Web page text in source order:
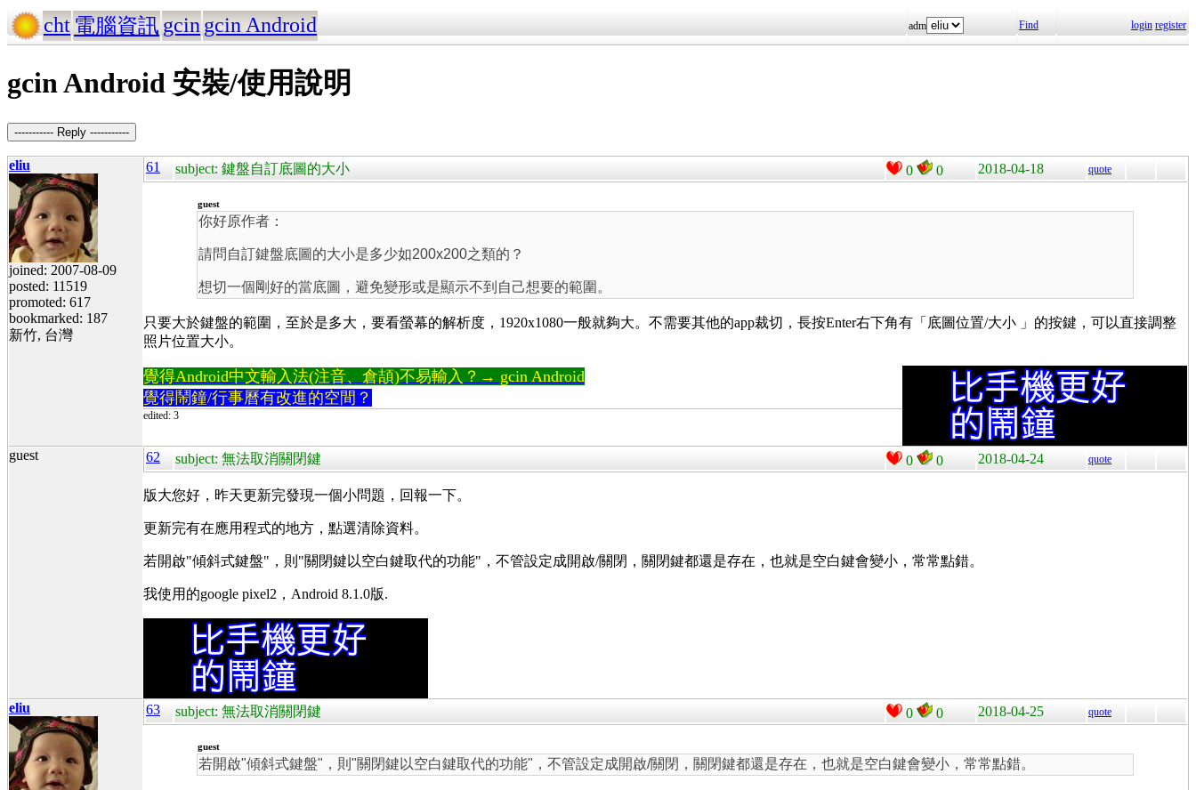
cht 電腦資訊 gcin gcin Android adm Find login register
gcin Android 安裝/使用說明
----------- Reply -----------
eliu
joined: 2007-08-09
posted: 11519
promoted: 617
bookmarked: 187
新竹, 台灣
61 subject: 鍵盤自訂底圖的大小 0 0 2018-04-18 quote
guest
你好原作者：
請問自訂鍵盤底圖的大小是多少如200x200之類的？
想切一個剛好的當底圖，避免變形或是顯示不到自己想要的範圍。
只要大於鍵盤的範圍，至於是多大，要看螢幕的解析度，1920x1080一般就夠大。不需要其他的app裁切，長按Enter右下角有「底圖位置/大小 」的按鍵，可以直接調整
照片位置大小。
覺得Android中文輸入法(注音、倉頡)不易輸入？→ gcin Android
覺得鬧鐘/行事曆有改進的空間？
edited: 3
guest 62 subject: 無法取消關閉鍵 0 0 2018-04-24 quote
版大您好，昨天更新完發現一個小問題，回報一下。
更新完有在應用程式的地方，點選清除資料。
若開啟"傾斜式鍵盤"，則"關閉鍵以空白鍵取代的功能"，不管設定成開啟/關閉，關閉鍵都還是存在，也就是空白鍵會變小，常常點錯。
我使用的google pixel2，Android 8.1.0版.
eliu 63 subject: 無法取消關閉鍵 0 0 2018-04-25 quote
guest
若開啟"傾斜式鍵盤"，則"關閉鍵以空白鍵取代的功能"，不管設定成開啟/關閉，關閉鍵都還是存在，也就是空白鍵會變小，常常點錯。